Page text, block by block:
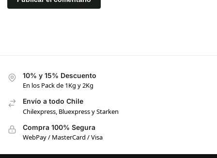
10% y 15% Descuento
En los Pack de 1Kg y 2Kg
Envío a todo Chile
Chilexpress, Bluexpress y Starken
Compra 100% Segura
WebPay / MasterCard / Visa